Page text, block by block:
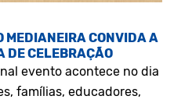
MEDIANEIRA CONVIDA A
DE CELEBRAÇÃO
evento acontece no dia
famílias, educadores,